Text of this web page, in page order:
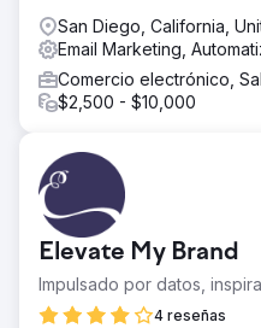
San Diego, California,
Email Marketing,
Comercio electrónico,
$2,500 - $10,000
Elevate My Brand
Impulsado por datos,
4 reseñas